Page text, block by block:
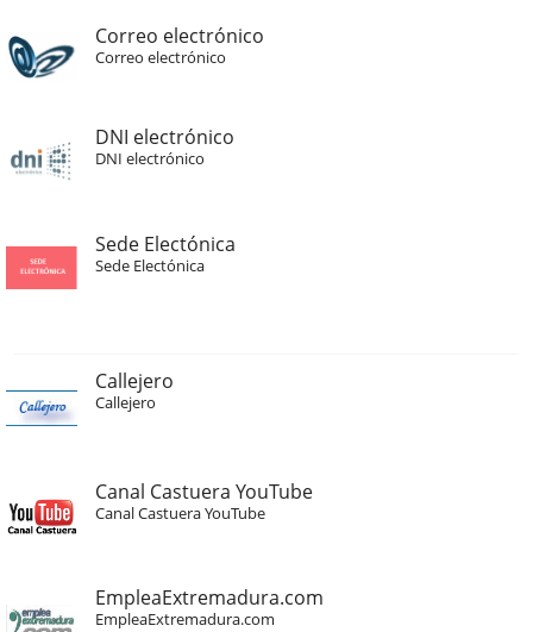
Correo electrónico
Correo electrónico
DNI electrónico
DNI electrónico
Sede Electónica
Sede Electónica
Callejero
Callejero
Canal Castuera YouTube
Canal Castuera YouTube
EmpleaExtremadura.com
EmpleaExtremadura.com